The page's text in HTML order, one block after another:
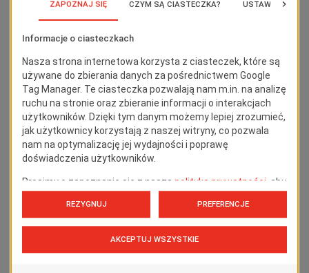
Podest roboczy na bazie
wież jezdnych Faraone Spec
PK101
Podest roboczy ze
stabilizatorami Faraone
Spec TZ0239